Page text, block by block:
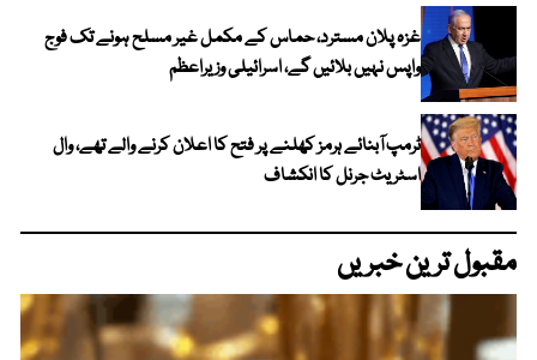
غزہ پلان مسترد، حماس کے مکمل غیر مسلح ہونے تک فوج
واپس نہیں بلائیں گے، اسرائیلی وزیراعظم
ٹرمپ آبنائے ہرمز کھلنے پر فتح کا اعلان کرنے والے تھے، وال
اسٹریٹ جرنل کا انکشاف
مقبول ترین خبریں